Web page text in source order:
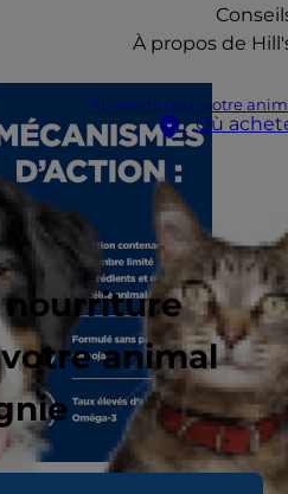
À propos de
Aliments pour votre
Où
nourriture
animal